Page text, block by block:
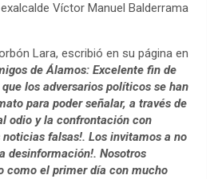
Víctor Manuel Balderrama
Lara, escribió en su página en
de Álamos: Excelente fin de
los adversarios políticos se han
para poder señalar, a través de
odio y la confrontación con
falsas!. Los invitamos a no
desinformación!. Nosotros
como el primer día con mucho